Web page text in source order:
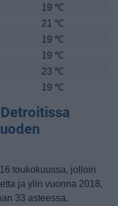
19 ℃
21 ℃
19 ℃
19 ℃
23 ℃
19 ℃
toukokuussa, jolloin
ja ylin vuonna 2018,
33 asteessa.